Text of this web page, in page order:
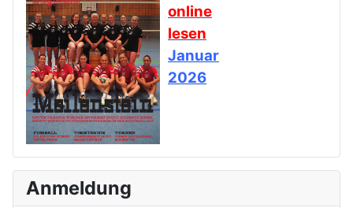
online
lesen
Januar
2026
Anmeldung